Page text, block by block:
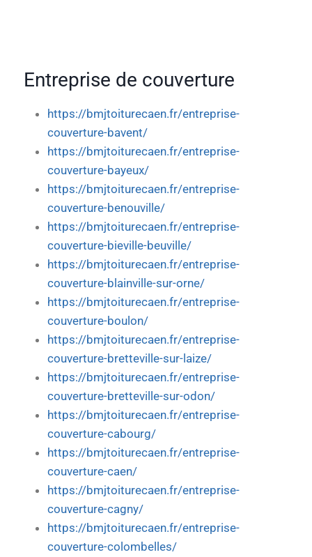
Entreprise de couverture
https://bmjtoiturecaen.fr/entreprise-
couverture-bavent/
https://bmjtoiturecaen.fr/entreprise-
couverture-bayeux/
https://bmjtoiturecaen.fr/entreprise-
couverture-benouville/
https://bmjtoiturecaen.fr/entreprise-
couverture-bieville-beuville/
https://bmjtoiturecaen.fr/entreprise-
couverture-blainville-sur-orne/
https://bmjtoiturecaen.fr/entreprise-
couverture-boulon/
https://bmjtoiturecaen.fr/entreprise-
couverture-bretteville-sur-laize/
https://bmjtoiturecaen.fr/entreprise-
couverture-bretteville-sur-odon/
https://bmjtoiturecaen.fr/entreprise-
couverture-cabourg/
https://bmjtoiturecaen.fr/entreprise-
couverture-caen/
https://bmjtoiturecaen.fr/entreprise-
couverture-cagny/
https://bmjtoiturecaen.fr/entreprise-
couverture-colombelles/